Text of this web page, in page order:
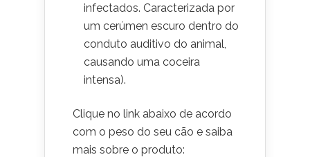
infectados. Caracterizada por
um cerúmen escuro dentro do
conduto auditivo do animal,
causando uma coceira
intensa).
Clique no link abaixo de acordo
com o peso do seu cão e saiba
mais sobre o produto: